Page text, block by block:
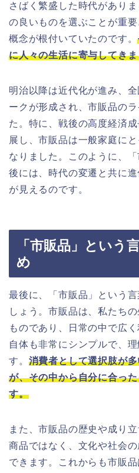
さばく繁盛した時代があり
の良いものを選ぶことが重
概念が根付いていたのです。
に人々の生活に寄与してき
明治以降は近代化が進み、
ークが形成され、市販品の
た。特に、戦後の高度経済
展し、市販品は一般家庭に
なりました。このように、
後には、時代の変遷と共に
が見えるのです。
「市販品」という
め
最後に、「市販品」という
しょう。市販品は、私たち
ものであり、日常の中で広
自体も非常にシンプルで、
す。 消費者として選択肢が
が、その中から自分に合っ
す。
また、市販品の歴史や成り
商品ではなく、文化や社会
できます。これからも市販